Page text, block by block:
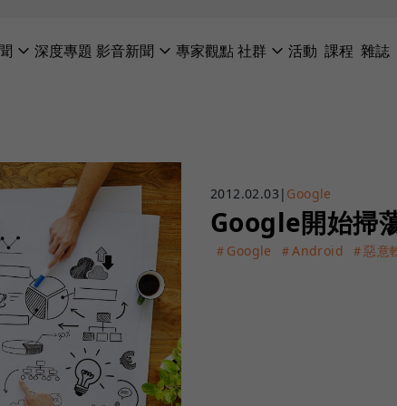
深度專題 影音新聞 專家觀點社群 活動 課程 雜誌
2012.02.03 | Google
Google開始掃
＃Google ＃Android ＃惡意